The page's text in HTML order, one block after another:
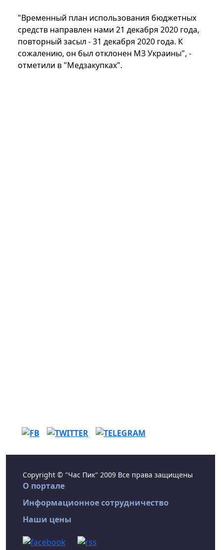
"Временный план использования бюджетных
средств направлен нами 21 декабря 2020 года,
повторный засыл - 31 декабря 2020 года. К
сожалению, он был отклонен МЗ Украины", -
отметили в "Медзакупках".
Copyright © "Час Пик" 2009 Все права защищены
О портале
Информационное сотрудничество
Наши цены